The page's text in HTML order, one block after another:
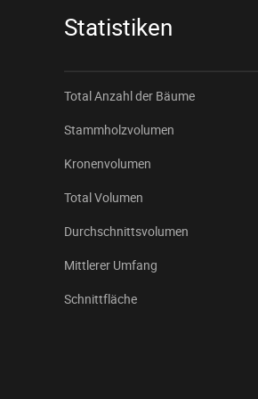
Statistiken
Total Anzahl der Bäume
Stammholzvolumen
Kronenvolumen
Total Volumen
Durchschnittsvolumen
Mittlerer Umfang
Schnittfläche